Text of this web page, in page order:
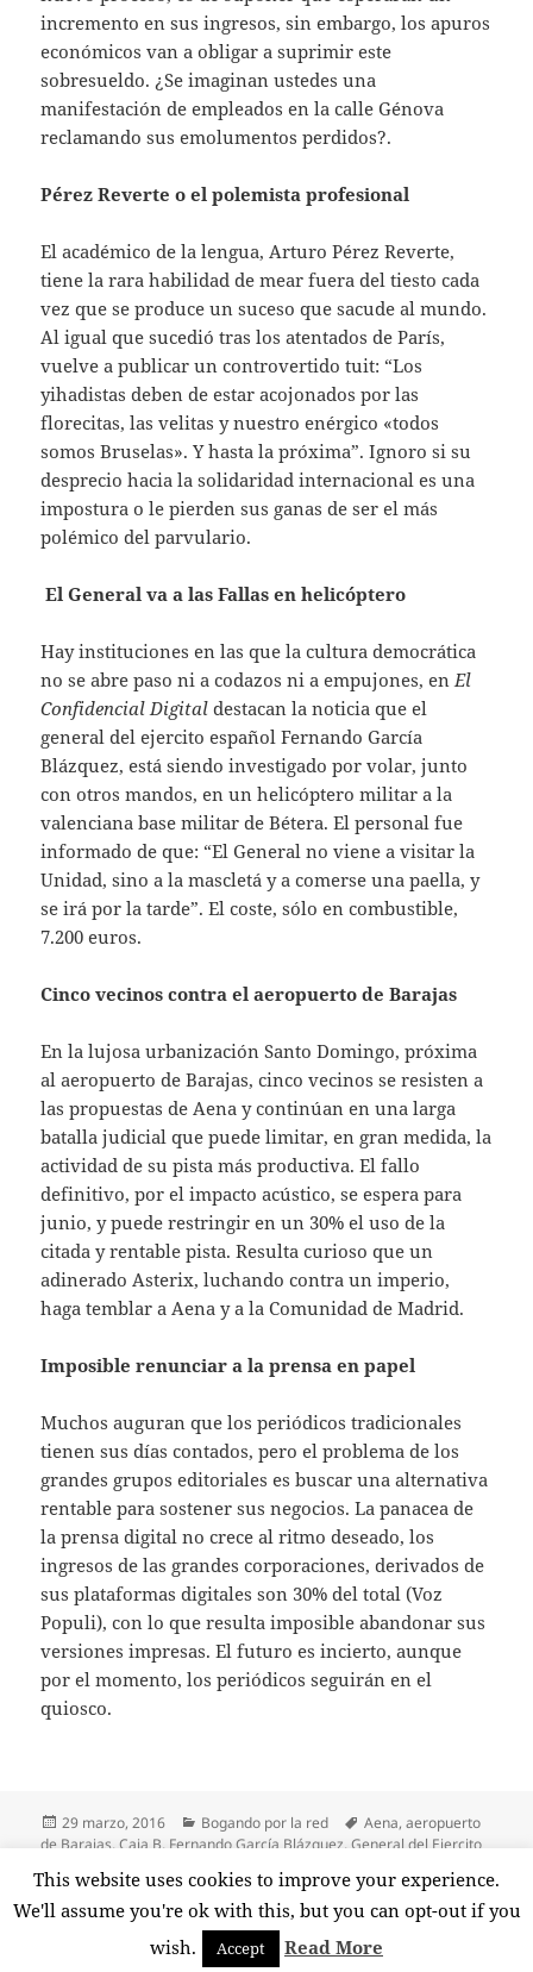
incremento en sus ingresos, sin embargo, los apuros
económicos van a obligar a suprimir este
sobresueldo. ¿Se imaginan ustedes una
manifestación de empleados en la calle Génova
reclamando sus emolumentos perdidos?.
Pérez Reverte o el polemista profesional
El académico de la lengua, Arturo Pérez Reverte,
tiene la rara habilidad de mear fuera del tiesto cada
vez que se produce un suceso que sacude al mundo.
Al igual que sucedió tras los atentados de París,
vuelve a publicar un controvertido tuit: “Los
yihadistas deben de estar acojonados por las
florecitas, las velitas y nuestro enérgico «todos
somos Bruselas». Y hasta la próxima”. Ignoro si su
desprecio hacia la solidaridad internacional es una
impostura o le pierden sus ganas de ser el más
polémico del parvulario.
El General va a las Fallas en helicóptero
Hay instituciones en las que la cultura democrática
no se abre paso ni a codazos ni a empujones, en El
Confidencial Digital destacan la noticia que el
general del ejercito español Fernando García
Blázquez, está siendo investigado por volar, junto
con otros mandos, en un helicóptero militar a la
valenciana base militar de Bétera. El personal fue
informado de que: “El General no viene a visitar la
Unidad, sino a la mascletá y a comerse una paella, y
se irá por la tarde”. El coste, sólo en combustible,
7.200 euros.
Cinco vecinos contra el aeropuerto de Barajas
En la lujosa urbanización Santo Domingo, próxima
al aeropuerto de Barajas, cinco vecinos se resisten a
las propuestas de Aena y continúan en una larga
batalla judicial que puede limitar, en gran medida, la
actividad de su pista más productiva. El fallo
definitivo, por el impacto acústico, se espera para
junio, y puede restringir en un 30% el uso de la
citada y rentable pista. Resulta curioso que un
adinerado Asterix, luchando contra un imperio,
haga temblar a Aena y a la Comunidad de Madrid.
Imposible renunciar a la prensa en papel
Muchos auguran que los periódicos tradicionales
tienen sus días contados, pero el problema de los
grandes grupos editoriales es buscar una alternativa
rentable para sostener sus negocios. La panacea de
la prensa digital no crece al ritmo deseado, los
ingresos de las grandes corporaciones, derivados de
sus plataformas digitales son 30% del total (Voz
Populi), con lo que resulta imposible abandonar sus
versiones impresas. El futuro es incierto, aunque
por el momento, los periódicos seguirán en el
quiosco.
Publicado
el
29 marzo, 2016 Categorías
Bogando por la red Etiquetas
Aena,aeropuerto
de Barajas,Caja B, Fernando García Blázquez,General del Ejercito
papel,yihadistas Deja un comentarioen Bogando por la red: «Los
Funciona gracias a WordPress
This website uses cookies to improve your experience.
We'll assume you're ok with this, but you can opt-out if you
wish.
Accept Read More